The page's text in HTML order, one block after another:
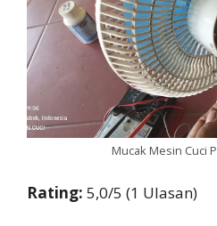
Mucak Mesin Cuci
Rating: 5,0/5 (1 Ulasan)